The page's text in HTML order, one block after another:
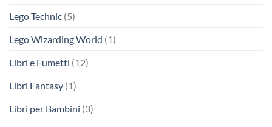
Lego Technic (5)
Lego Wizarding World (1)
Libri e Fumetti (12)
Libri Fantasy (1)
Libri per Bambini (3)